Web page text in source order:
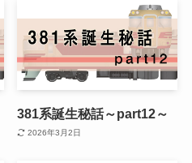
381系誕生秘話～part12～
2026年3月2日